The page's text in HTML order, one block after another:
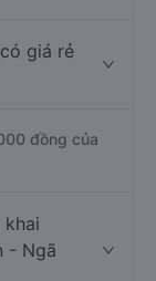
giá rẻ
đồng của
khai
- Ngã